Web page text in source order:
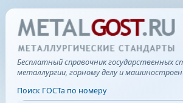
Бесплатный справочник государственных
металлургии, горному делу и
Поиск ГОСТа по номеру